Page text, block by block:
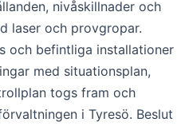
nivåskillnader och
laser och provgropar.
och befintliga installationer
med situationsplan,
togs fram och
i Tyresö. Beslut